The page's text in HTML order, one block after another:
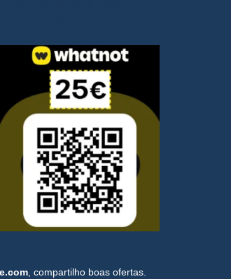
, compartilho boas ofertas.